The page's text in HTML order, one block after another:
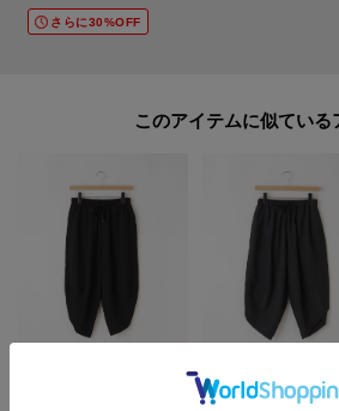
さらに30%OFF
このアイテムに似ている